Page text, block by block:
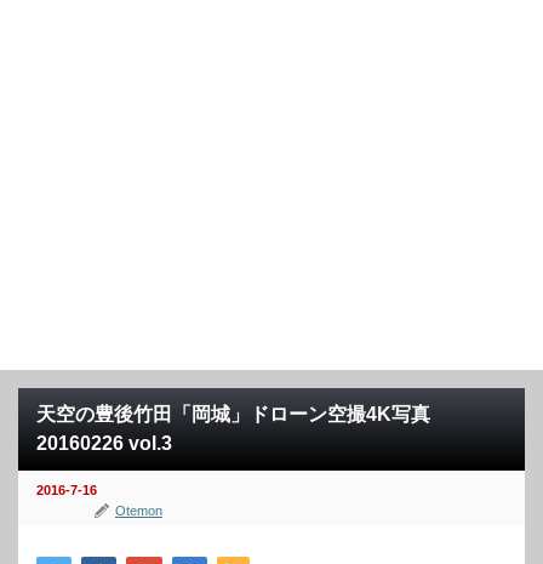
天空の豊後竹田「岡城」ドローン空撮4K写真
20160226 vol.3
2016-7-16
Otemon